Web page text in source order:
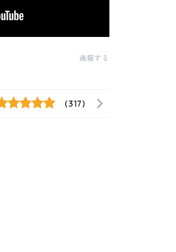
通報する
(317)